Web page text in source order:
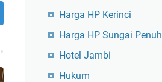
Harga HP Kerinci
Harga HP Sungai Penuh
Hotel Jambi
Hukum